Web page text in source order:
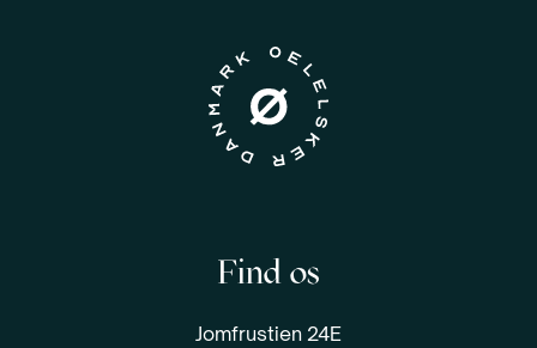
Find os
Jomfrustien 24E